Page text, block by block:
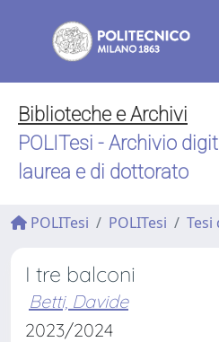
Biblioteche e Archivi
POLITesi - Archivio
laurea e di dottorato
POLITesi POLITesi
I tre balconi
Betti, Davide
2023/2024